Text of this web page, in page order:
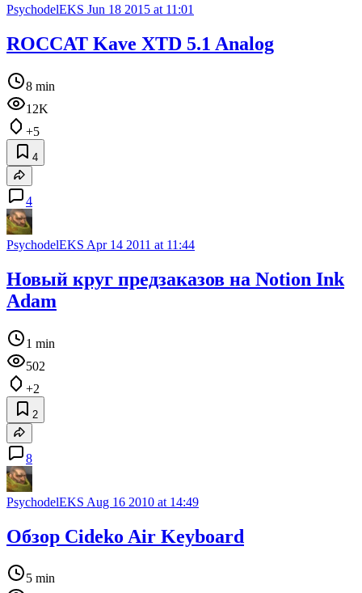
PsychodelEKS Jun 18 2015 at 11:01
ROCCAT Kave XTD 5.1 Analog
8 min
12K
+5
4
4
PsychodelEKS Apr 14 2011 at 11:44
Новый круг предзаказов на Notion Ink
Adam
1 min
502
+2
2
8
PsychodelEKS Aug 16 2010 at 14:49
Обзор Cideko Air Keyboard
5 min